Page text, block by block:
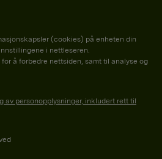
(cookies) på enheten din
i nettleseren.
å forbedre nettsiden, samt til analyse og
av personopplysninger, inkludert rett til